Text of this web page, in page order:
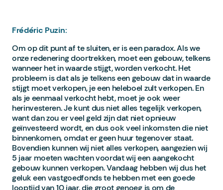
Frédéric Puzin:
Om op dit punt af te sluiten, er is een paradox. Als we
onze redenering doortrekken, moet een gebouw, telkens
wanneer het in waarde stijgt, worden verkocht. Het
probleem is dat als je telkens een gebouw dat in waarde
stijgt moet verkopen, je een heleboel zult verkopen. En
als je eenmaal verkocht hebt, moet je ook weer
herinvesteren. Je kunt dus niet alles tegelijk verkopen,
want dan zou er veel geld zijn dat niet opnieuw
geïnvesteerd wordt, en dus ook veel inkomsten die niet
binnenkomen, omdat er geen huur tegenover staat.
Bovendien kunnen wij niet alles verkopen, aangezien wij
5 jaar moeten wachten voordat wij een aangekocht
gebouw kunnen verkopen. Vandaag hebben wij dus het
geluk een vastgoedfonds te hebben met een goede
looptijd van 10 jaar, die groot genoeg is om de